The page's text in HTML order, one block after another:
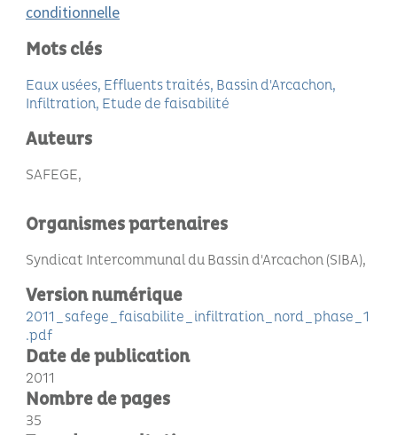
conditionnelle
Mots clés
Eaux usées Effluents traités Bassin d'Arcachon
Infiltration Etude de faisabilité
Auteurs
SAFEGE
Organismes partenaires
Syndicat Intercommunal du Bassin d'Arcachon (SIBA)
Version numérique
2011_safege_faisabilite_infiltration_nord_phase_1
.pdf
Date de publication
2011
Nombre de pages
35